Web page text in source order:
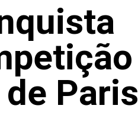
Paris